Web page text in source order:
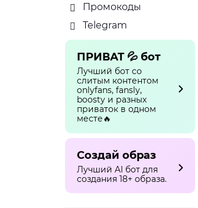
Промокоды
Telegram
ПРИВАТ 💦 бот
Лучший бот со
слитым контентом
onlyfans, fansly,
boosty и разных
приваток в одном
месте🔥
Создай образ
Лучший AI бот для
создания 18+ образа.